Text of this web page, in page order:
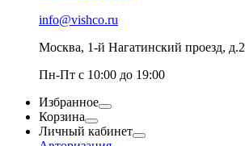
info@vishco.ru
Москва, 1-й Нагатинский проезд, д.2
Пн-Пт с 10:00 до 19:00
Избранное
Корзина
Личный кабинет